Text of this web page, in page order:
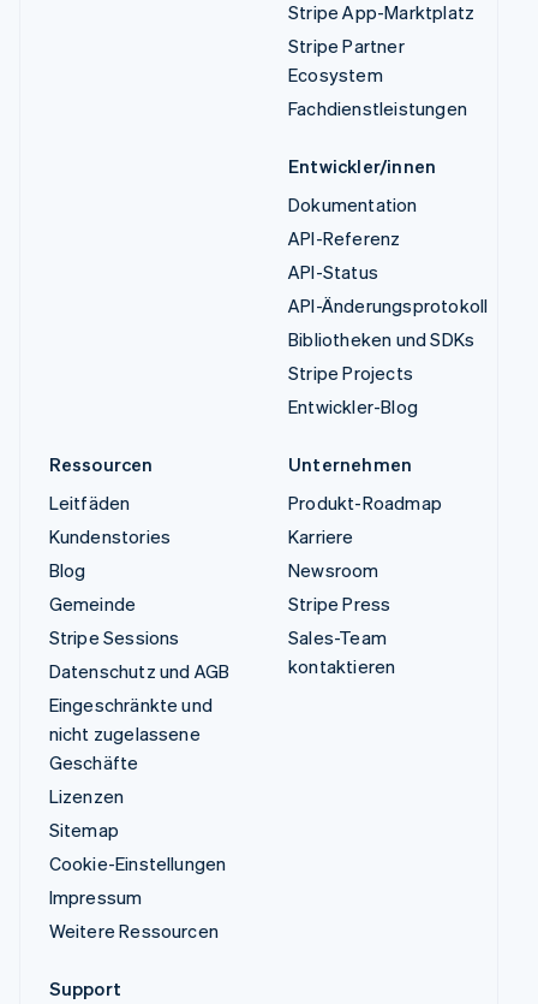
Stripe App-Marktplatz
Stripe Partner
Ecosystem
Fachdienstleistungen
Entwickler/innen
Dokumentation
API-Referenz
API-Status
API-Änderungsprotokoll
Bibliotheken und SDKs
Stripe Projects
Entwickler-Blog
Ressourcen
Leitfäden
Kundenstories
Blog
Gemeinde
Stripe Sessions
Datenschutz und AGB
Eingeschränkte und
nicht zugelassene
Geschäfte
Lizenzen
Sitemap
Cookie-Einstellungen
Impressum
Weitere Ressourcen
Unternehmen
Produkt-Roadmap
Karriere
Newsroom
Stripe Press
Sales-Team
kontaktieren
Support